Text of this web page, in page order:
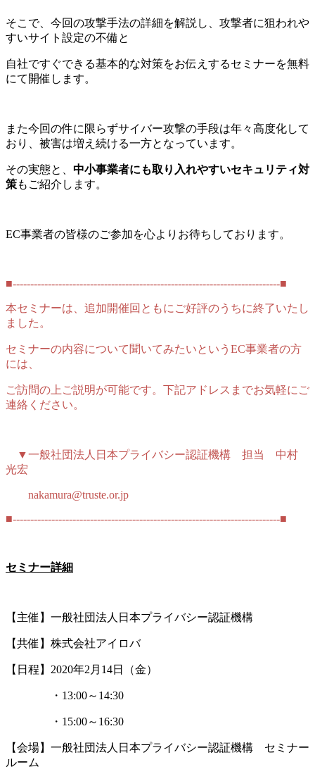
そこで、今回の攻撃手法の詳細を解説し、攻撃者に狙われや
すいサイト設定の不備と
自社ですぐできる基本的な対策をお伝えするセミナーを無料
にて開催します。
また今回の件に限らずサイバー攻撃の手段は年々高度化して
おり、被害は増え続ける一方となっています。
その実態と、 中小事業者にも取り入れやすいセキュリティ対
策もご紹介します。
EC事業者の皆様のご参加を心よりお待ちしております。
■----------------------------------------------------------------------------■
本セミナーは、追加開催回ともにご好評のうちに終了いたし
ました。
セミナーの内容について聞いてみたいというEC事業者の方
には、
ご訪問の上ご説明が可能です。下記アドレスまでお気軽にご
連絡ください。
▼一般社団法人日本プライバシー認証機構 担当 中村
光宏
nakamura@truste.or.jp
■----------------------------------------------------------------------------■
セミナー詳細
【主催】一般社団法人日本プライバシー認証機構
【共催】株式会社アイロバ
【日程】2020年2月14日（金）
・13:00～14:30
・15:00～16:30
【会場】一般社団法人日本プライバシー認証機構 セミナー
ルーム